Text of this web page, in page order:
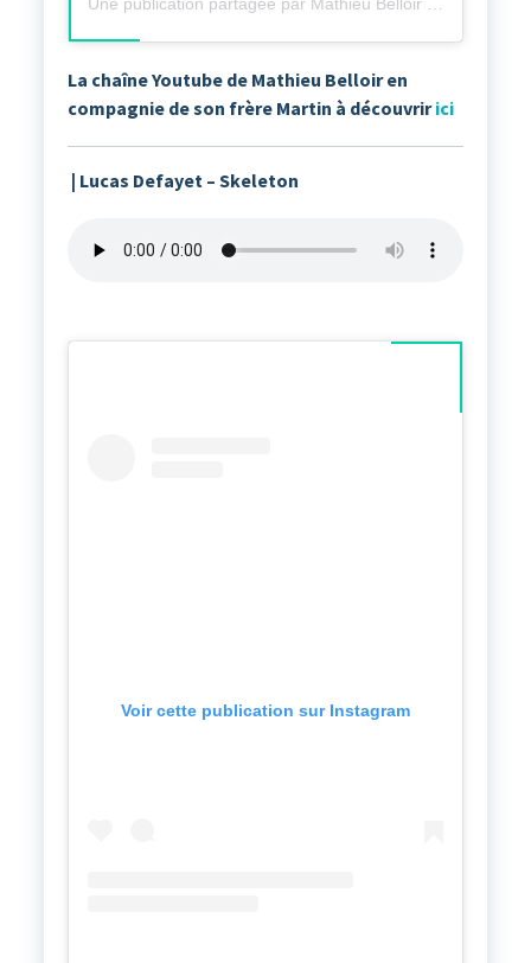
Une publication partagée par Mathieu Belloir | Speed Skater (@mathieu.belloir)
La chaîne Youtube de Mathieu Belloir en
compagnie de son frère Martin à découvririci
| Lucas Defayet – Skeleton
Voir cette publication sur Instagram